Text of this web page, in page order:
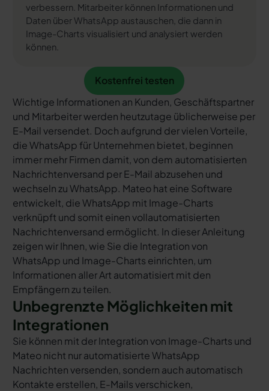
verbessern. Mitarbeiter können Informationen und
Daten über WhatsApp austauschen, die dann in
Image-Charts visualisiert und analysiert werden
können.
Kostenfrei testen
Kostenfrei testen
Wichtige Informationen an Kunden, Geschäftspartner
und Mitarbeiter werden heutzutage üblicherweise per
E-Mail versendet. Doch aufgrund der vielen Vorteile,
die WhatsApp für Unternehmen bietet, beginnen
immer mehr Firmen damit, von dem automatisierten
Nachrichtenversand per E-Mail abzusehen und
wechseln zu WhatsApp. Mateo hat eine Software
entwickelt, die WhatsApp mit Image-Charts
verknüpft und somit einen vollautomatisierten
Nachrichtenversand ermöglicht. In dieser Anleitung
zeigen wir Ihnen, wie Sie die Integration von
WhatsApp und Image-Charts einrichten, um
Informationen aller Art automatisiert mit den
Empfängern zu teilen.
Unbegrenzte Möglichkeiten mit
Integrationen
Sie können mit der Integration von Image-Charts und
Mateo nicht nur automatisierte WhatsApp
Nachrichten versenden, sondern auch automatisch
Kontakte erstellen, E-Mails verschicken,